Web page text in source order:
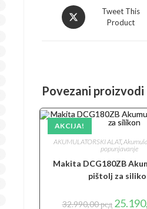
Opens
in
Tweet This
Product
Povezani proizvodi
AKCIJA!
AKUMULATORSKI ALAT,
popunjavanje
Makita DCG180ZB
pištolj za
32.990,00рсд